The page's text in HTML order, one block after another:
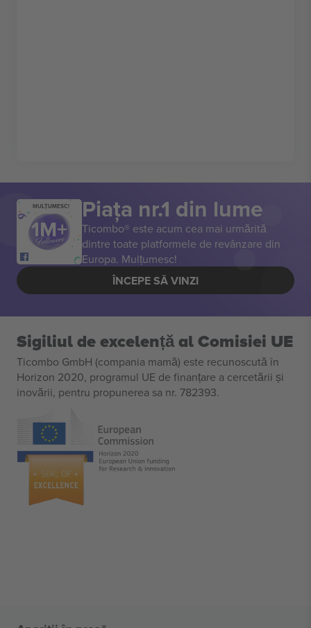
MULȚUMESC! Piața nr.1 din lume
Ticombo® este acum cea mai urmărită
dintre toate platformele de revânzare din
Europa. Mulțumesc!
ÎNCEPE SĂ VINZI
Sigiliul de excelență al Comisiei UE
Ticombo GmbH (compania mamă) este recunoscută în
Horizon 2020, programul UE de finanțare a cercetării și
inovării, pentru propunerea sa nr. 782393.